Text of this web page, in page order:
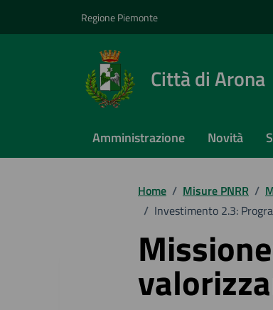
Regione Piemonte
Città di Arona
Amministrazione Novità
Home / Misure PNRR /
/ Investimento 2.3: